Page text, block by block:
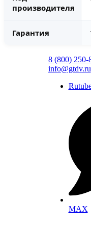
производителя
Гарантия
8 (800) 250-
info@gtdv.ru
MAX